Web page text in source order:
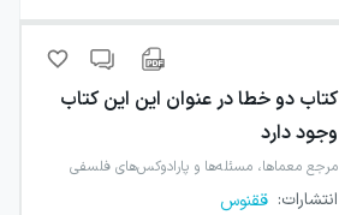
کتاب دو خطا در عنوان این این کتاب
وجود دارد
مرجع معماها، مسئله‌ها و پارادوکس‌های فلسفی
انتشارات: ققنوس